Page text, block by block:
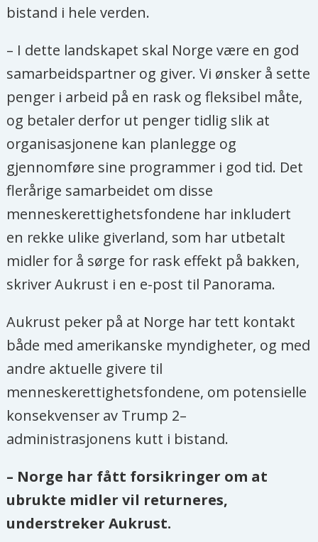
bistand i hele verden.
– I dette landskapet skal Norge være en god
samarbeidspartner og giver. Vi ønsker å sette
penger i arbeid på en rask og fleksibel måte,
og betaler derfor ut penger tidlig slik at
organisasjonene kan planlegge og
gjennomføre sine programmer i god tid. Det
flerårige samarbeidet om disse
menneskerettighetsfondene har inkludert
en rekke ulike giverland, som har utbetalt
midler for å sørge for rask effekt på bakken,
skriver Aukrust i en e-post til Panorama.
Aukrust peker på at Norge har tett kontakt
både med amerikanske myndigheter, og med
andre aktuelle givere til
menneskerettighetsfondene, om potensielle
konsekvenser av Trump 2–
administrasjonens kutt i bistand.
– Norge har fått forsikringer om at
ubrukte midler vil returneres,
understreker Aukrust.